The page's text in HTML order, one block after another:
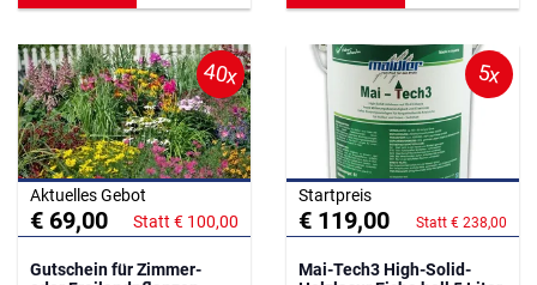
40x
Aktuelles Gebot
€ 69,00 Statt € 100,00
Gutschein für Zimmer-
5x
Startpreis
€ 119,00 Statt € 238,00
Mai-Tech3 High-Solid-